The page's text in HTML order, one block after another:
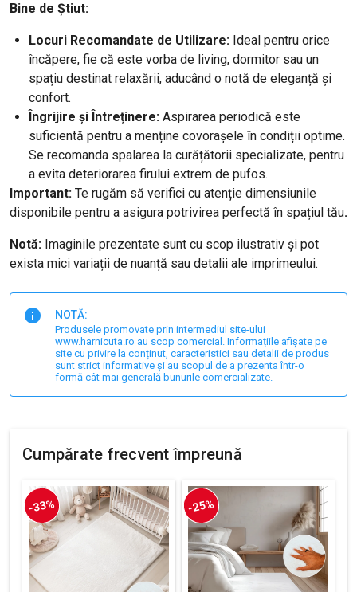
Bine de Știut:
Locuri Recomandate de Utilizare: Ideal pentru orice
încăpere, fie că este vorba de living, dormitor sau un
spațiu destinat relaxării, aducând o notă de eleganță și
confort.
Îngrijire și Întreținere: Aspirarea periodică este
suficientă pentru a menține covorașele în condiții optime.
Se recomanda spalarea la curățătorii specializate, pentru
a evita deteriorarea firului extrem de pufos.
Important: Te rugăm să verifici cu atenție dimensiunile
disponibile pentru a asigura potrivirea perfectă în spațiul tău.
Notă: Imaginile prezentate sunt cu scop ilustrativ și pot
exista mici variații de nuanță sau detalii ale imprimeului.
NOTĂ:
Produsele promovate prin intermediul site-ului
www.harnicuta.ro au scop comercial. Informațiile afișate pe
site cu privire la conținut, caracteristici sau detalii de produs
sunt strict informative și au scopul de a prezenta într-o
formă cât mai generală bunurile comercializate.
Cumpărate frecvent împreună
-33% -25%